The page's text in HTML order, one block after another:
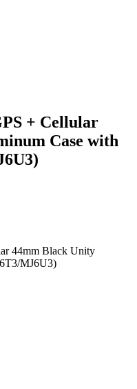
+ Cellular
Case with
44mm Black Unity
MJ6U3)